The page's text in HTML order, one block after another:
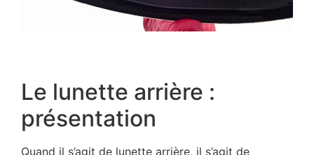
Le lunette arrière :
présentation
Quand il s’agit de lunette arrière, il s’agit de